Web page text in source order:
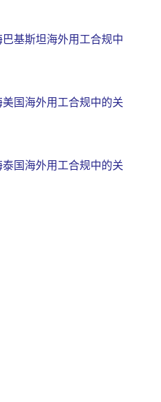
基斯坦海外用工合规中
国海外用工合规中的关
国海外用工合规中的关